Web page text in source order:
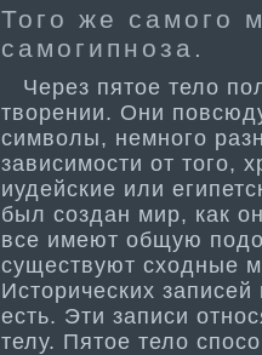
Того же самого
самогипноза.
Через пятое тело
творении. Они
символы, немного
зависимости­ от того,
иудейские или
был создан мир, как
все имеют общую
существуют сходные
Исторических
есть. Эти­ записи
телу. Пятое тело